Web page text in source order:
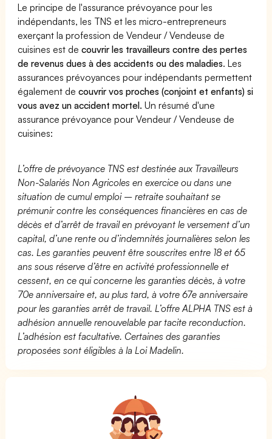
Le principe de l'assurance prévoyance pour les
indépendants, les TNS et les micro-entrepreneurs
exerçant la profession de Vendeur / Vendeuse de
cuisines est decouvrir les travailleurs contre des pertes
de revenus dues à des accidents ou des maladies. Les
assurances prévoyances pour indépendants permettent
également decouvrir vos proches (conjoint et enfants) si
vous avez un accident mortel. Un résumé d'une
assurance prévoyance pour Vendeur / Vendeuse de
cuisines:
L’offre de prévoyance TNS est destinée aux Travailleurs
Non-Salariés Non Agricoles en exercice ou dans une
situation de cumul emploi – retraite souhaitant se
prémunir contre les conséquences financières en cas de
décès et d’arrêt de travail en prévoyant le versement d’un
capital, d’une rente ou d’indemnités journalières selon les
cas. Les garanties peuvent être souscrites entre 18 et 65
ans sous réserve d’être en activité professionnelle et
cessent, en ce qui concerne les garanties décès, à votre
70e anniversaire et, au plus tard, à votre 67e anniversaire
pour les garanties arrêt de travail. L’offre ALPHA TNS est à
adhésion annuelle renouvelable par tacite reconduction.
L’adhésion est facultative. Certaines des garanties
proposées sont éligibles à la Loi Madelin.